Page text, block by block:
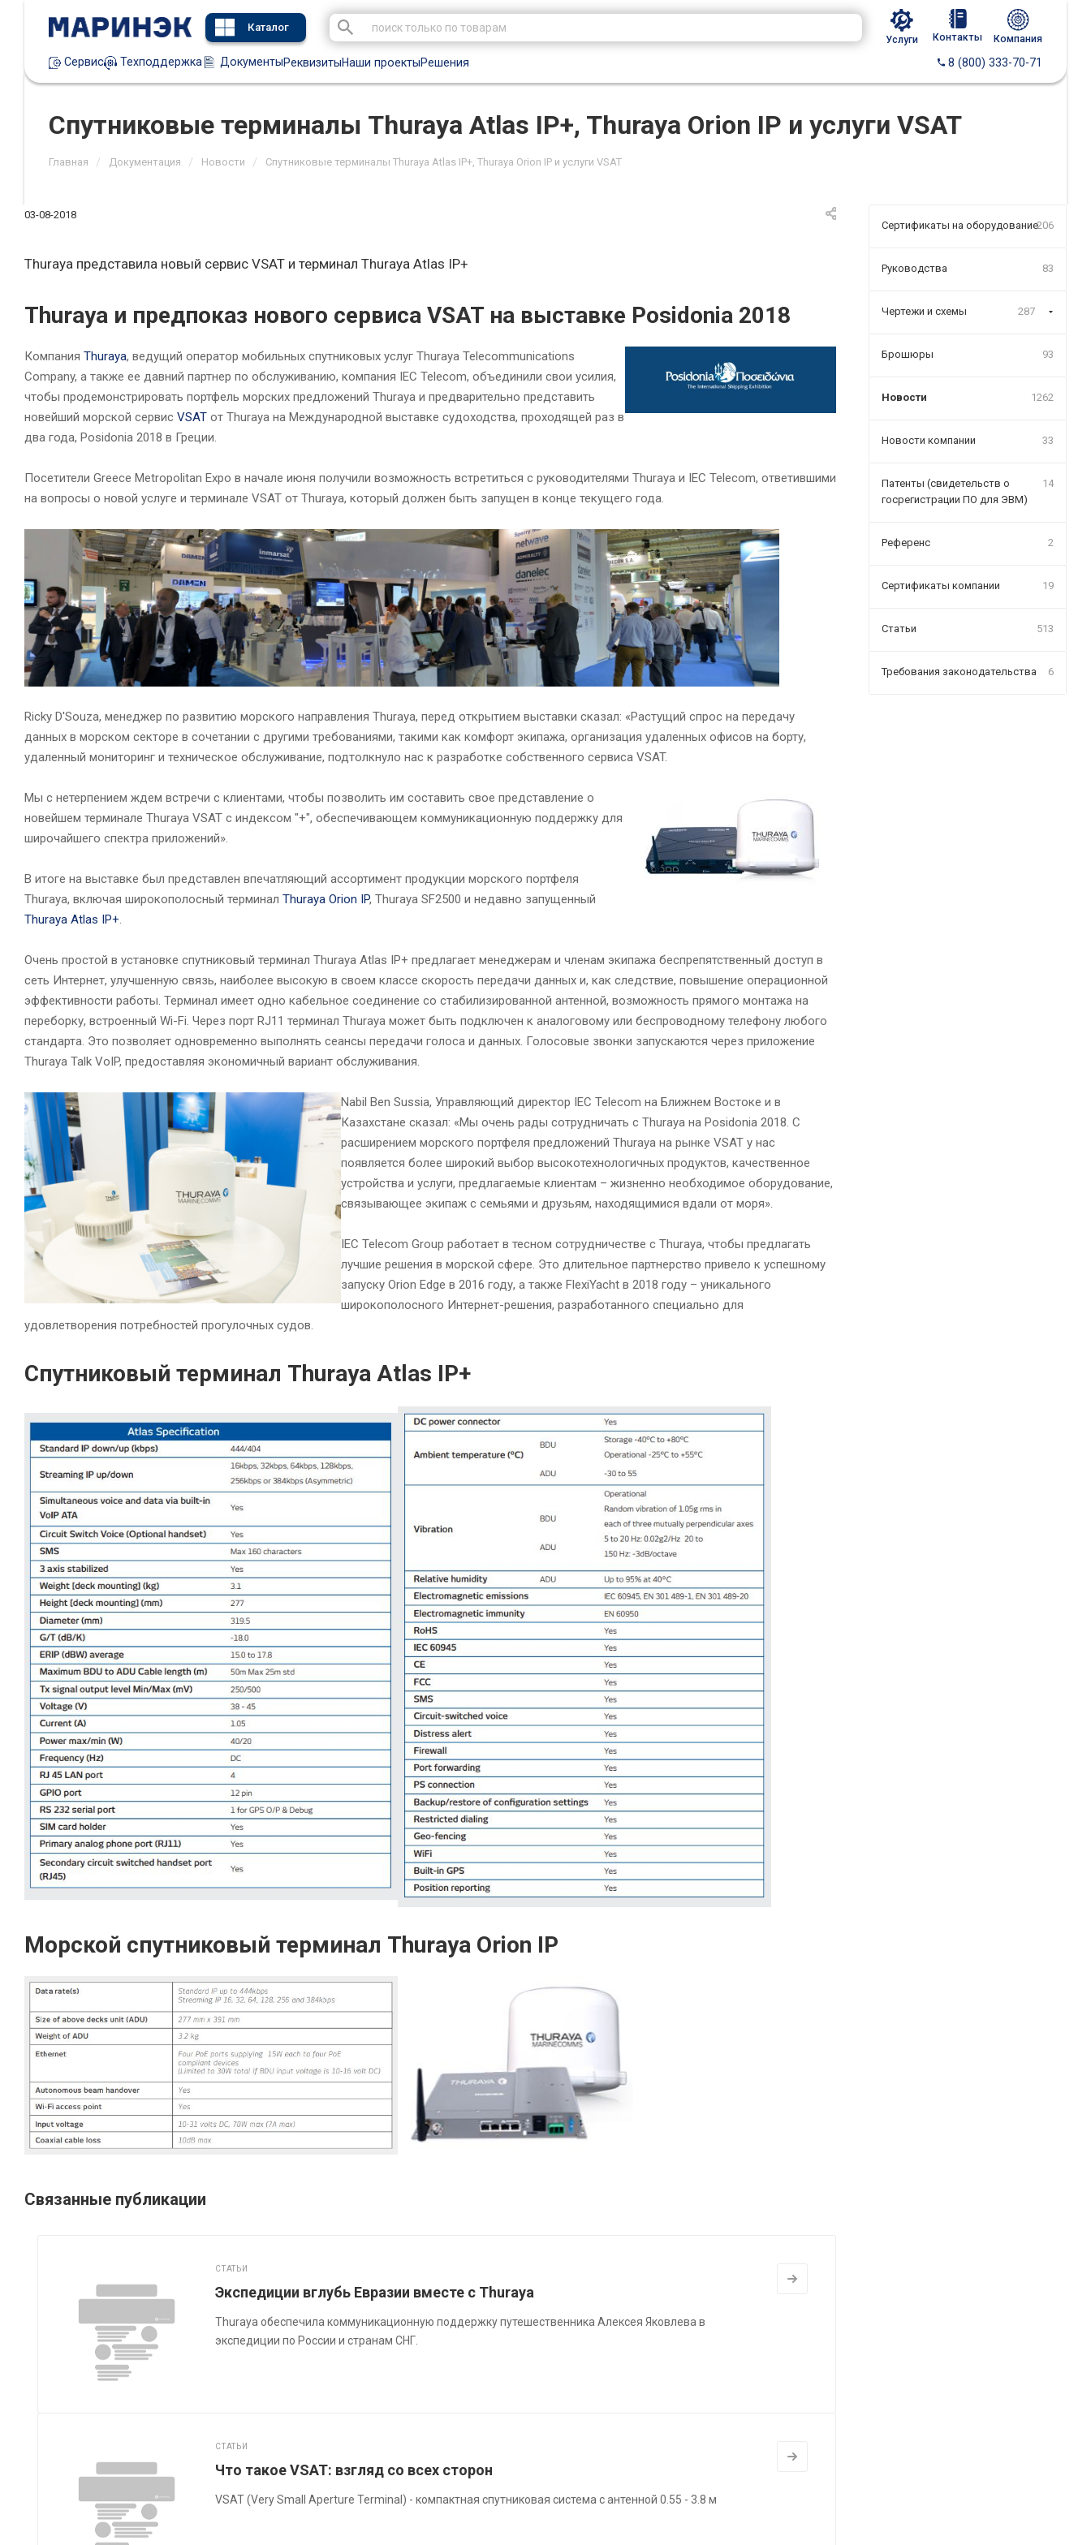
Каталог
Услуги Контакты Компания
Сервис Техподдержка ДокументыРеквизитыНаши проектыРешения 8 (800) 333-70-71
Cпутниковые терминалы Thuraya Atlas IP+, Thuraya Orion IP и услуги VSAT
Главная / Документация / Новости / Cпутниковые терминалы Thuraya Atlas IP+, Thuraya Orion IP и услуги VSAT
03-08-2018
Thuraya представила новый сервис VSAT и терминал Thuraya Atlas IP+
Thuraya и предпоказ нового сервиса VSAT на выставке Posidonia 2018
Компания Thuraya, ведущий оператор мобильных спутниковых услуг Thuraya Telecommunications
Company, а также ее давний партнер по обслуживанию, компания IEC Telecom, объединили свои усилия,
чтобы продемонстрировать портфель морских предложений Thuraya и предварительно представить
новейший морской сервис VSAT от Thuraya на Международной выставке судоходства, проходящей раз в
два года, Posidonia 2018 в Греции.
Посетители Greece Metropolitan Expo в начале июня получили возможность встретиться с руководителями Thuraya и IEC Telecom, ответившими
на вопросы о новой услуге и терминале VSAT от Thuraya, который должен быть запущен в конце текущего года.
Ricky D'Souza, менеджер по развитию морского направления Thuraya, перед открытием выставки сказал: «Растущий спрос на передачу
данных в морском секторе в сочетании с другими требованиями, такими как комфорт экипажа, организация удаленных офисов на борту,
удаленный мониторинг и техническое обслуживание, подтолкнуло нас к разработке собственного сервиса VSAT.
Мы с нетерпением ждем встречи с клиентами, чтобы позволить им составить свое представление о
новейшем терминале Thuraya VSAT с индексом "+", обеспечивающем коммуникационную поддержку для
широчайшего спектра приложений».
В итоге на выставке был представлен впечатляющий ассортимент продукции морского портфеля
Thuraya, включая широкополосный терминал Thuraya Orion IP, Thuraya SF2500 и недавно запущенный
Thuraya Atlas IP+.
Очень простой в установке спутниковый терминал Thuraya Atlas IP+ предлагает менеджерам и членам экипажа беспрепятственный доступ в
сеть Интернет, улучшенную связь, наиболее высокую в своем классе скорость передачи данных и, как следствие, повышение операционной
эффективности работы. Терминал имеет одно кабельное соединение со стабилизированной антенной, возможность прямого монтажа на
переборку, встроенный Wi-Fi. Через порт RJ11 терминал Thuraya может быть подключен к аналоговому или беспроводному телефону любого
стандарта. Это позволяет одновременно выполнять сеансы передачи голоса и данных. Голосовые звонки запускаются через приложение
Thuraya Talk VoIP, предоставляя экономичный вариант обслуживания.
Nabil Ben Sussia, Управляющий директор IEC Telecom на Ближнем Востоке и в
Казахстане сказал: «Мы очень рады сотрудничать с Thuraya на Posidonia 2018. С
расширением морского портфеля предложений Thuraya на рынке VSAT у нас
появляется более широкий выбор высокотехнологичных продуктов, качественное
устройства и услуги, предлагаемые клиентам – жизненно необходимое оборудование,
связывающее экипаж с семьями и друзьям, находящимися вдали от моря».
IEC Telecom Group работает в тесном сотрудничестве с Thuraya, чтобы предлагать
лучшие решения в морской сфере. Это длительное партнерство привело к успешному
запуску Orion Edge в 2016 году, а также FlexiYacht в 2018 году – уникального
широкополосного Интернет-решения, разработанного специально для
удовлетворения потребностей прогулочных судов.
Спутниковый терминал Thuraya Atlas IP+
Морской спутниковый терминал Thuraya Orion IP
Связанные публикации
СТАТЬИ
Экспедиции вглубь Евразии вместе с Thuraya
Thuraya обеспечила коммуникационную поддержку путешественника Алексея Яковлева в
экспедиции по России и странам СНГ.
СТАТЬИ
Что такое VSAT: взгляд со всех сторон
VSAT (Very Small Aperture Terminal) - компактная спутниковая система с антенной 0.55 - 3.8 м
Сертификаты на оборудование206
Руководства 83
Чертежи и схемы 287
Брошюры 93
Новости 1262
Новости компании 33
Патенты (свидетельств о
госрегистрации ПО для ЭВМ)
14
Референс 2
Сертификаты компании 19
Статьи 513
Требования законодательства 6